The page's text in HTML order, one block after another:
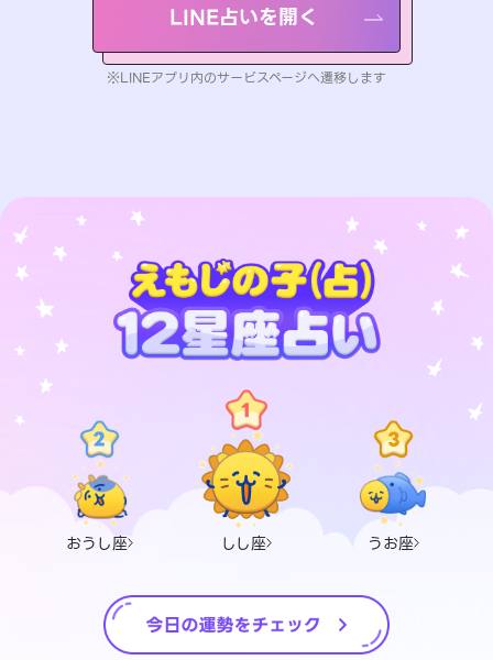
LINE占いを開く
※LINEアプリ内のサービスページへ遷移します
おうし座 しし座 うお座